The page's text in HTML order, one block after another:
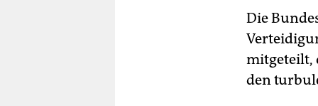
Die
mitgeteilt,
den